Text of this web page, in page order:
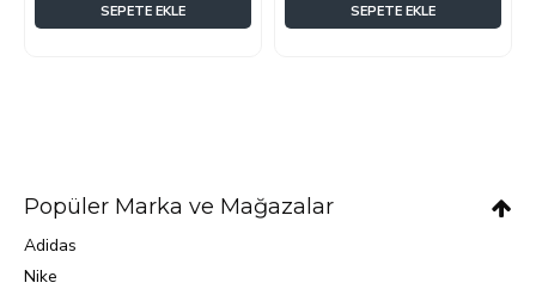
SEPETE EKLE SEPETE EKLE
Popüler Marka ve Mağazalar
Adidas
Nike